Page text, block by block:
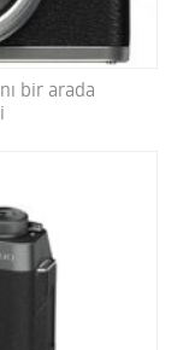
bir arada